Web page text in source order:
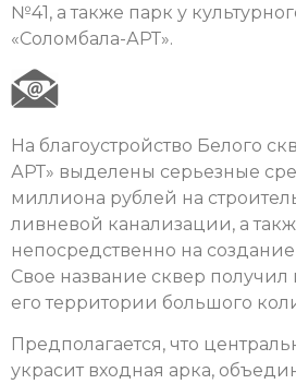
№41, а также парк у
«Соломбала-АРТ».
На благоустройство Белого
АРТ» выделены серьезные
миллиона рублей на
ливневой канализации, а
непосредственно на
Свое название сквер получил
его территории большого
Предполагается, что
украсит входная арка,